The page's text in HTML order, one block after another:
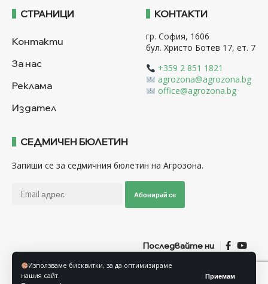
Използваме бисквитки, за да оптимизираме
нашия сайт.
Приемам
СТРАНИЦИ
Контакти
За нас
Реклама
Издател
КОНТАКТИ
гр. София, 1606
бул. Христо Ботев 17, ет. 7
+359 2 851 1821
agrozona@agrozona.bg
office@agrozona.bg
СЕДМИЧЕН БЮЛЕТИН
Запиши се за седмичния бюлетин на Агрозона.
Абонирай се
Последвайте ни
Общи условия Политика за използване на “Бисквитки”